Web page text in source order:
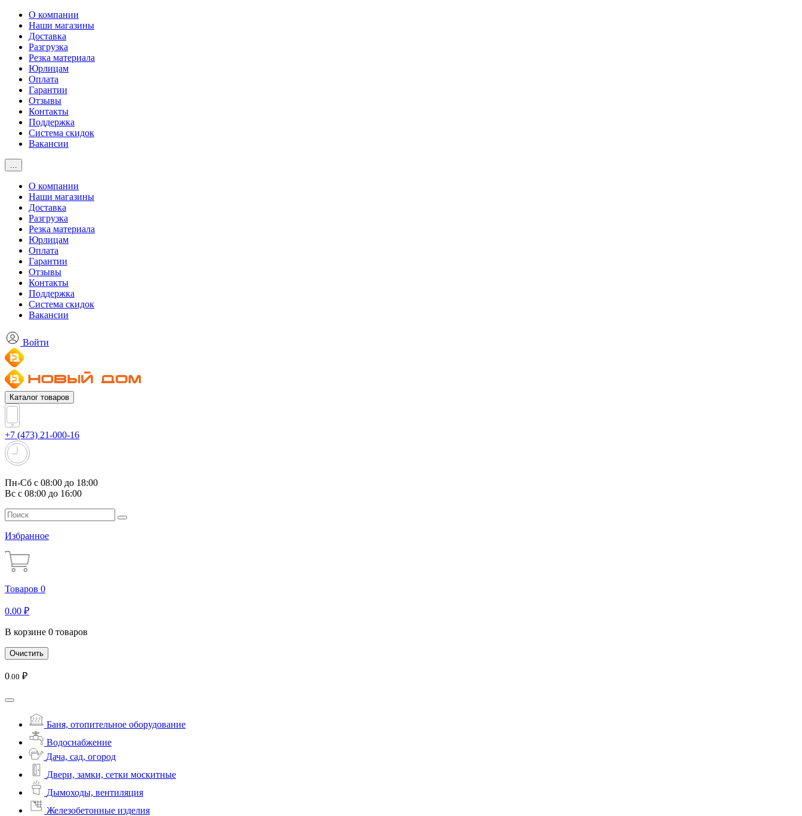
О компании
Наши магазины
Доставка
Разгрузка
Резка материала
Юрлицам
Оплата
Гарантии
Отзывы
Контакты
Поддержка
Система скидок
Вакансии
…
О компании
Наши магазины
Доставка
Разгрузка
Резка материала
Юрлицам
Оплата
Гарантии
Отзывы
Контакты
Поддержка
Система скидок
Вакансии
Войти
Каталог товаров
+7 (473) 21-000-16
Пн-Сб с 08:00 до 18:00
Вс с 08:00 до 16:00
Избранное
Товаров 0
0.00 ₽
В корзине 0 товаров
Очистить
0 .00 ₽
Баня, отопительное оборудование
Водоснабжение
Дача, сад, огород
Двери, замки, сетки москитные
Дымоходы, вентиляция
Железобетонные изделия